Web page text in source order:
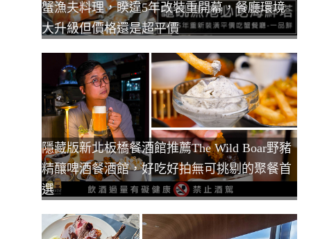
蟹漁夫料理，睽違5年改裝重開幕，餐廳環境
大升級但價格還是超平價
隱藏版新北板橋餐酒館推薦The Wild Boar野豬
精釀啤酒餐酒館，好吃好拍無可挑剔的聚餐首
選